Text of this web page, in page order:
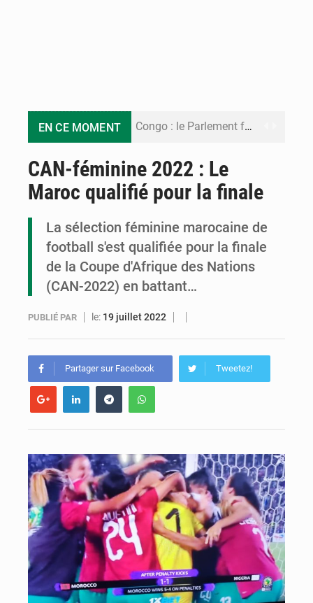
EN CE MOMENT Congo : le Parlement formule 28 recommandations sur le Cadre budgétaire 2027-2029
Congo : la Grande foire agricole pour renforcer la souveraineté alimentaire
Le Congo se dote d’un programme national pour valoriser les produits forestiers non ligneux
CAN-féminine 2022 : Le
Maroc qualifié pour la finale
La sélection féminine marocaine de
football s'est qualifiée pour la finale
de la Coupe d'Afrique des Nations
(CAN-2022) en battant…
PUBLIÉ PAR le: 19 juillet 2022
Partager sur Facebook Tweetez!